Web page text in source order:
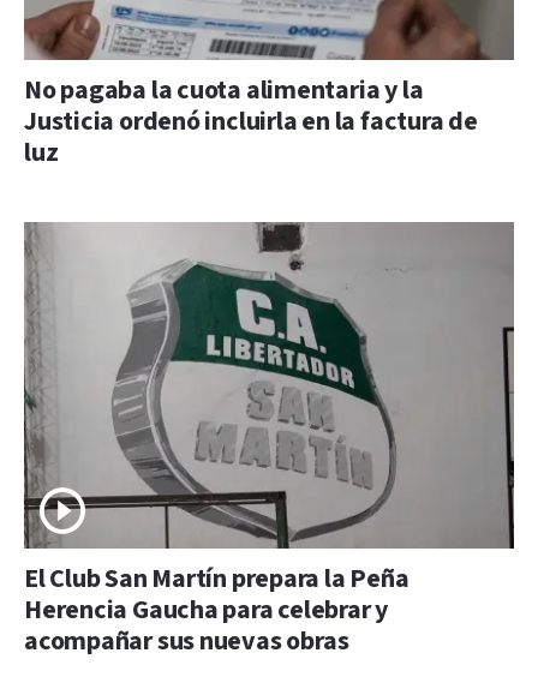
No pagaba la cuota alimentaria y la
Justicia ordenó incluirla en la factura de
luz
El Club San Martín prepara la Peña
Herencia Gaucha para celebrar y
acompañar sus nuevas obras